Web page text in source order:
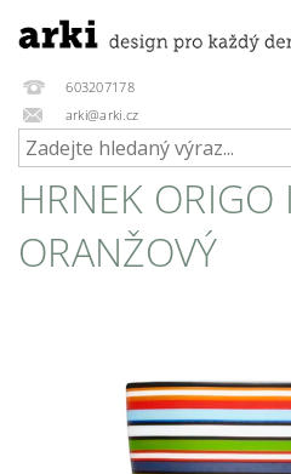
603207178
arki@arki.cz
HRNEK
ORANŽOVÝ